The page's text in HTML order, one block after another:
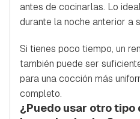
antes de cocinarlas. Lo
durante la noche anterior a
Si tienes poco tiempo, un
también puede ser
para una cocción más
completo.
¿Puedo usar otro tipo